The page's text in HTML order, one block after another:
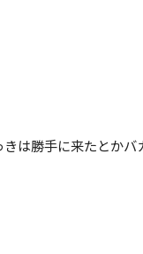
は勝手に来たとかバ